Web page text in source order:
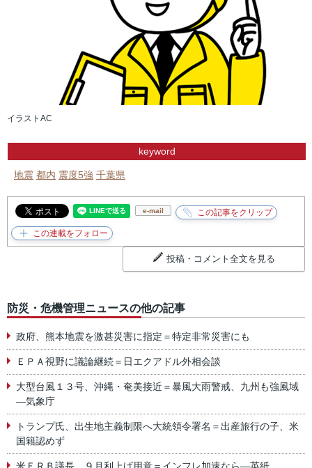
イラストAC
keyword
地震 都内 震度5強 千葉県
e-mail
投稿・コメント全文を見る
防災・危機管理ニュースの他の記事
政府、熊本地震を激甚災害に指定＝特定非常災害にも
ＥＰＡ視野に議論継続＝日エクアドル外相会談
大型台風１３号、沖縄・奄美接近＝暴風大雨警戒、九州も強風域
―気象庁
トランプ氏、出生地主義制限へ大統領令署名＝出産旅行の子、米
国籍認めず